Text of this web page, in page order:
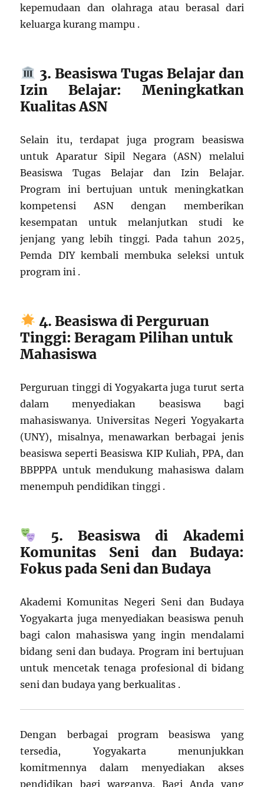
kepemudaan dan olahraga atau berasal dari
keluarga kurang mampu .
3. Beasiswa Tugas Belajar dan
Izin Belajar: Meningkatkan
Kualitas ASN
Selain itu, terdapat juga program beasiswa
untuk Aparatur Sipil Negara (ASN) melalui
Beasiswa Tugas Belajar dan Izin Belajar.
Program ini bertujuan untuk meningkatkan
kompetensi ASN dengan memberikan
kesempatan untuk melanjutkan studi ke
jenjang yang lebih tinggi. Pada tahun 2025,
Pemda DIY kembali membuka seleksi untuk
program ini .
4. Beasiswa di Perguruan
Tinggi: Beragam Pilihan untuk
Mahasiswa
Perguruan tinggi di Yogyakarta juga turut serta
dalam menyediakan beasiswa bagi
mahasiswanya. Universitas Negeri Yogyakarta
(UNY), misalnya, menawarkan berbagai jenis
beasiswa seperti Beasiswa KIP Kuliah, PPA, dan
BBPPPA untuk mendukung mahasiswa dalam
menempuh pendidikan tinggi .
5. Beasiswa di Akademi
Komunitas Seni dan Budaya:
Fokus pada Seni dan Budaya
Akademi Komunitas Negeri Seni dan Budaya
Yogyakarta juga menyediakan beasiswa penuh
bagi calon mahasiswa yang ingin mendalami
bidang seni dan budaya. Program ini bertujuan
untuk mencetak tenaga profesional di bidang
seni dan budaya yang berkualitas .
Dengan berbagai program beasiswa yang
tersedia, Yogyakarta menunjukkan
komitmennya dalam menyediakan akses
pendidikan bagi warganya. Bagi Anda yang